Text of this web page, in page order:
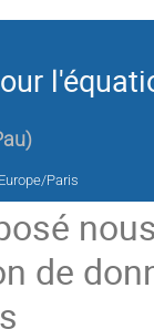
)
Europe/Paris
de